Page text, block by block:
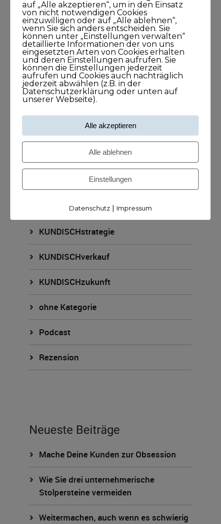
Kategorien
Blog
KUNDISCHgedacht
KUNDISCHimpuls
KUNDISCHkonkret
KUNDISCHleben
KUNDISCHpositioniert
KUNDISCHstory
KUNDISCHstrategie
KUNDISCHverkauf
KUNDISCHzukunft
ohne Kategorie
Podcast
Rezension
Neueste Beiträge
Mache Deine Kunden zur Obsession
Wie Sie drei unternehmerische
Stolpersteine vermeiden
Weitermachen, auch wenn es schwierig
auf „Alle akzeptieren“, um in den Einsatz
von nicht notwendigen Cookies
einzuwilligen oder auf „Alle ablehnen“,
wenn Sie sich anders entscheiden. Sie
können unter „Einstellungen verwalten“
detaillierte Informationen der von uns
eingesetzten Arten von Cookies erhalten
und deren Einstellungen aufrufen. Sie
können die Einstellungen jederzeit
aufrufen und Cookies auch nachträglich
jederzeit abwählen (z.B. in der
Datenschutzerklärung oder unten auf
unserer Webseite).
Alle akzeptieren
Alle ablehnen
Einstellungen
Datenschutz| Impressum